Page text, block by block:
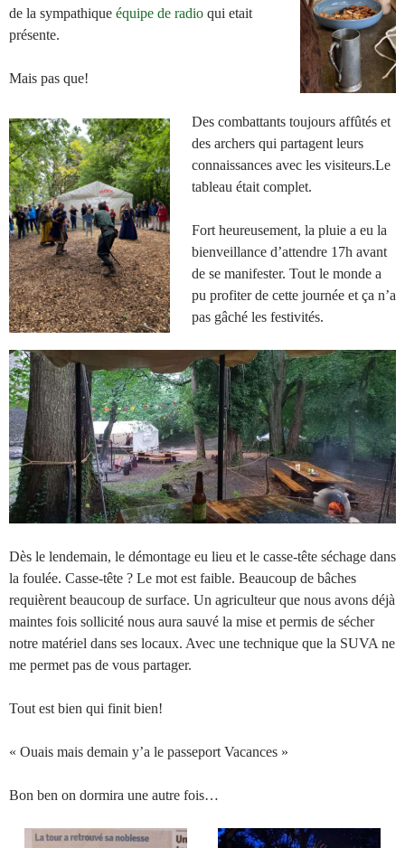
de la sympathique équipe de radio qui etait
présente.
Mais pas que!
Des combattants toujours affûtés et
des archers qui partagent leurs
connaissances avec les visiteurs.Le
tableau était complet.
Fort heureusement, la pluie a eu la
bienveillance d’attendre 17h avant
de se manifester. Tout le monde a
pu profiter de cette journée et ça n’a
pas gâché les festivités.
Dès le lendemain, le démontage eu lieu et le casse-tête séchage dans
la foulée. Casse-tête ? Le mot est faible. Beaucoup de bâches
requièrent beaucoup de surface. Un agriculteur que nous avons déjà
maintes fois sollicité nous aura sauvé la mise et permis de sécher
notre matériel dans ses locaux. Avec une technique que la SUVA ne
me permet pas de vous partager.
Tout est bien qui finit bien!
« Ouais mais demain y’a le passeport Vacances »
Bon ben on dormira une autre fois…